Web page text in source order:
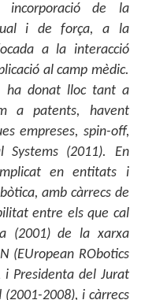
incorporació de la
i de força, a la
a la interacció
al camp mèdic.
ha donat lloc tant a
a patents, havent
empreses, spin-off,
Systems (2011). En
en entitats i
amb càrrecs de
entre els que cal
(2001) de la xarxa
(EUropean RObotics
Presidenta del Jurat
2008), i càrrecs